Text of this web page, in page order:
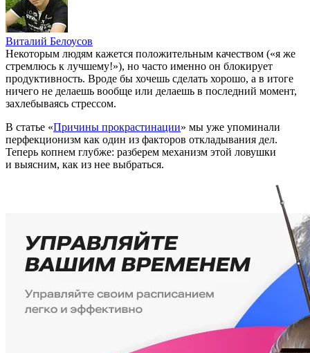
Виталий Белоусов
Некоторым людям кажется положительным качеством («я же
стремлюсь к лучшему!»), но часто именно он блокирует
продуктивность. Вроде бы хочешь сделать хорошо, а в итоге
ничего не делаешь вообще или делаешь в последний момент,
захлебываясь стрессом.
В статье «Причины прокрастинации» мы уже упоминали
перфекционизм как один из факторов откладывания дел.
Теперь копнем глубже: разберем механизм этой ловушки
и выясним, как из нее выбраться.